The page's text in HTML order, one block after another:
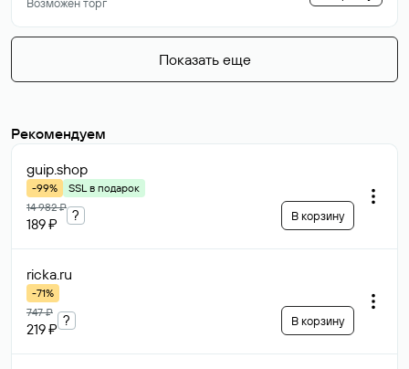
Показать еще
Рекомендуем
guip.shop
-99%
SSL в подарок
14 982 ₽
189 ₽
? В корзину
ricka.ru
-71%
747 ₽
219 ₽
? В корзину